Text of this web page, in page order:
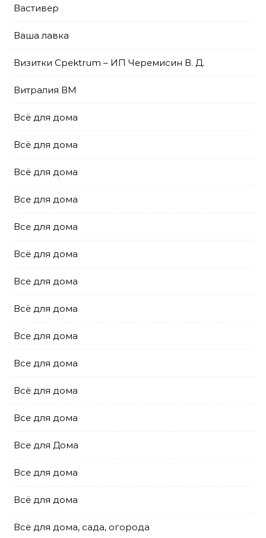
Вастивер
Ваша лавка
Визитки Cpektrum – ИП Черемисин В. Д.
Витралия ВМ
Всё для дома
Всё для дома
Всё для дома
Все для дома
Все для дома
Всё для дома
Все для дома
Всё для дома
Все для дома
Все для дома
Всё для дома
Все для дома
Все для Дома
Все для дома
Всё для дома
Всё для дома, сада, огорода